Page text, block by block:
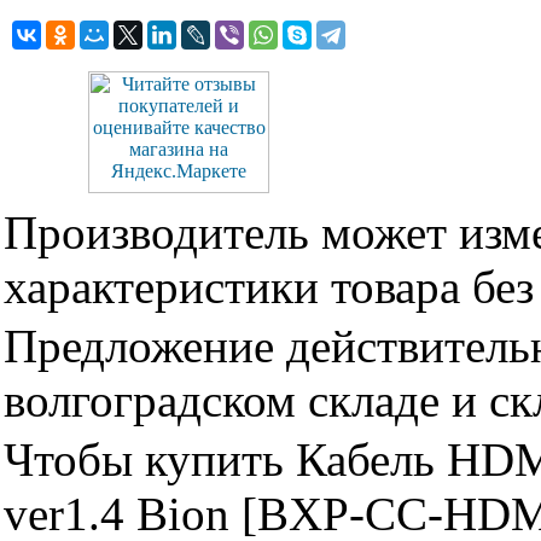
Производитель может
характеристики товара
Предложение
волгоградском складе и
Чтобы купить Кабель
ver1.4 Bion [BXP-CC-